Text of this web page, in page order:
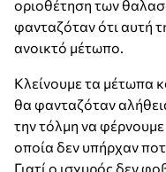
οριοθέτηση των
φανταζόταν ότι αυτή
ανοικτό μέτωπο.
Κλείνουμε τα μέτωπα
θα φανταζόταν
την τόλμη να φέρνουμε
οποία δεν υπήρχαν
Γιατί ο ισχυρός δεν